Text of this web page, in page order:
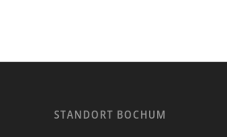
STANDORT BOCHUM